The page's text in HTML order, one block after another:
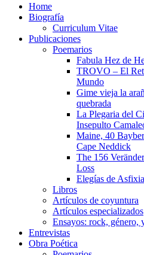
Home
Biografía
Curriculum Vitae​
Publicaciones
Poemarios
Fabula Hez de
TROVO – El
Mundo
Gime vieja la
quebrada
La Plegaria del
Insepulto
Maine, 40
Cape Neddick
The 156
Loss
Elegías de
Libros
Artículos de coyuntura
Artículos especializados
Ensayos: rock, género,
Entrevistas
Obra Poética